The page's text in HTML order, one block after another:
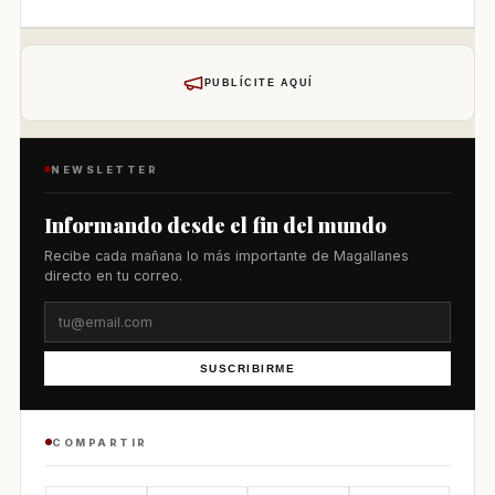
PUBLÍCITE AQUÍ
NEWSLETTER
Informando desde el fin del mundo
Recibe cada mañana lo más importante de Magallanes
directo en tu correo.
SUSCRIBIRME
COMPARTIR